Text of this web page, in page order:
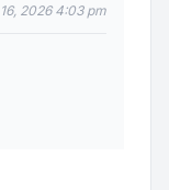
2026 4:03 pm